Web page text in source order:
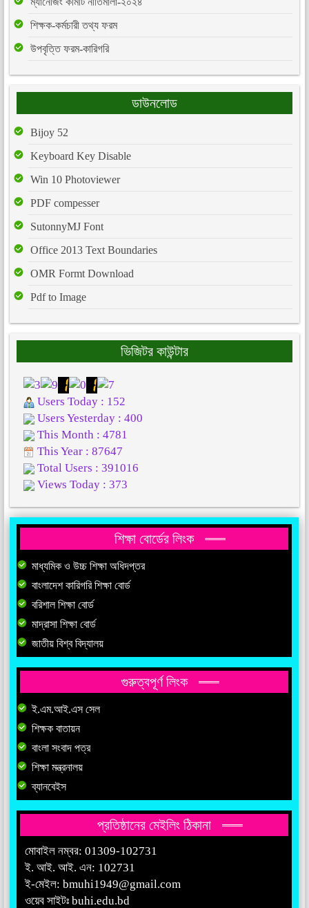
শিক্ষক-কর্মচারী তথ্য ফরম
উপবৃত্তি ফরম-কারিগরি
ডাউনলোড
Bijoy 52
Keyboard Key Disable
Win 10 Photoviewer
PDF compesser
SutonnyMJ Font
Office 2013 Text Boundaries
OMR Formt Download
Pdf to Image
ভিজিটর কাউন্টার
Users Today : 152
Users Yesterday : 400
This Month : 4781
This Year : 87647
Total Users : 391016
Views Today : 373
শিক্ষা বোর্ডের লিংক
মাধ্যমিক ও উচ্চ শিক্ষা অধিদপ্তর
বাংলাদেশ কারিগরি শিক্ষা বোর্ড
বরিশাল শিক্ষা বোর্ড
মাদ্রাসা শিক্ষা বোর্ড
জাতীয় বিশ্ব বিদ্যালয়
গুরুত্বপূর্ণ লিংক
ই.এম.আই.এস সেল
শিক্ষক বাতায়ন
বাংলা সংবাদ পত্র
শিক্ষা মন্ত্রনালয়
ব্যানবেইস
প্রতিষ্ঠানের মেইলিং ঠিকানা
মোবাইল নম্বর: 01309-102731
ই. আই. আই. এন: 102731
ই-মেইল:bmuhi1949@gmail.com
ওয়েব সাইটঃbuhi.edu.bd